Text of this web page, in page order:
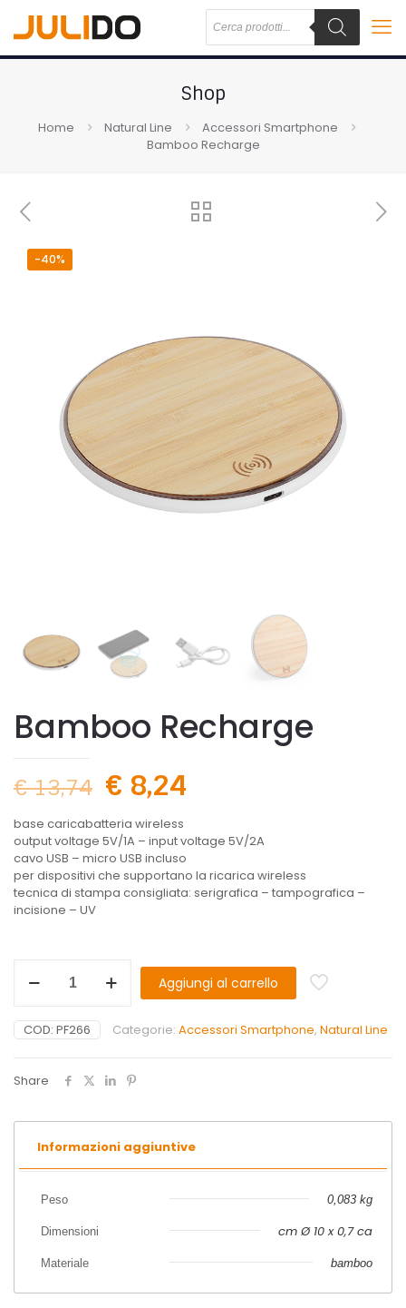
Shop
Home Natural Line
Accessori Smartphone
Bamboo Recharge
-40%
Bamboo Recharge
€13,74 € 8,24
base caricabatteria wireless
output voltage 5V/1A – input voltage 5V/2A
cavo USB – micro USB incluso
per dispositivi che supportano la ricarica wireless
tecnica di stampa consigliata: serigrafica – tampografica –
incisione – UV
Aggiungi al carrello
COD: PF266 Categorie: Accessori Smartphone, Natural Line
Share
Informazioni aggiuntive
Peso 0,083 kg
Dimensioni cm Ø 10 x 0,7 ca
Materiale bamboo